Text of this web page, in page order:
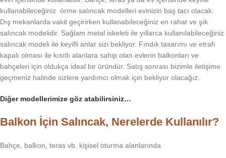
kullanabileceğiniz örme salıncak modelleri evinizin baş tacı olacak.
Dış mekanlarda vakit geçirirken kullanabileceğiniz en rahat ve şık
salıncak modelidir. Sağlam metal iskeleti ile yıllarca kullanılabileceğiniz
salıncak modeli ile keyifli anlar sizi bekliyor. Fındık tasarımı ve etrafı
kapalı olması ile kısıtlı alanlara sahip olan evlerin balkonları ve
bahçeleri için oldukça ideal bir üründür. Satış sonrası bizimle iletişime
geçmeniz halinde sizlere yardımcı olmak için bekliyor olacağız.
Diğer modellerimize göz atabilirsiniz…
Balkon İçin Salıncak, Nerelerde Kullanılır?
Bahçe, balkon, teras vb. kişisel oturma alanlarında